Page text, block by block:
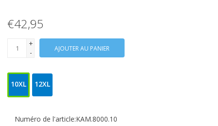
€42,95
+
-
AJOUTER AU PANIER
10XL 12XL
Numéro de l'article:KAM.8000.10